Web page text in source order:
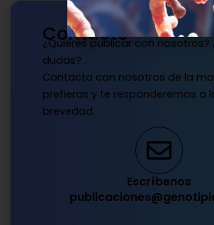
Contacto
¿Quieres publicar con nosotros?
dudas?
Contacta con nosotros de la
prefieras y te responderemos a
brevedad.
Escríbenos